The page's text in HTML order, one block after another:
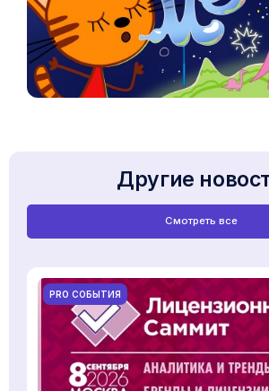
Другие
Смотреть все
PRO СОБЫТИЯ